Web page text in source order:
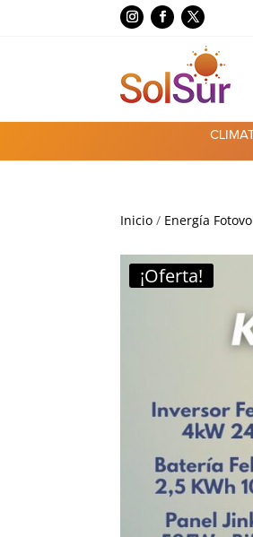
Inicio / Energía
¡Oferta!